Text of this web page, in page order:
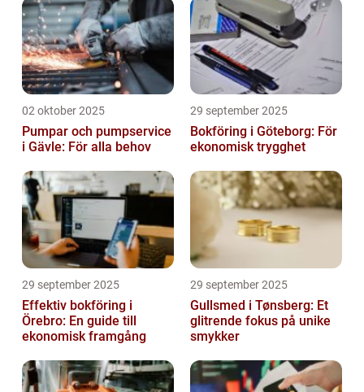
02 oktober 2025
Pumpar och pumpservice
i Gävle: För alla behov
29 september 2025
Bokföring i Göteborg: För
ekonomisk trygghet
29 september 2025
Effektiv bokföring i
Örebro: En guide till
ekonomisk framgång
29 september 2025
Gullsmed i Tønsberg: Et
glitrende fokus på unike
smykker